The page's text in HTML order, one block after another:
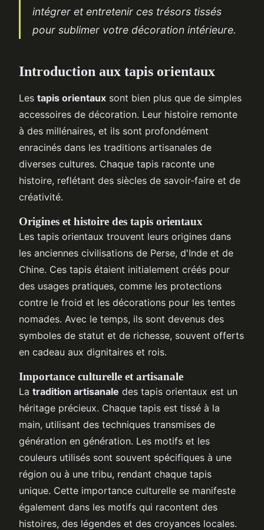
intégrer et entretenir ces trésors tissés
pour sublimer votre décoration intérieure.
Introduction aux tapis orientaux
Les tapis orientaux sont bien plus que de simples
accessoires de décoration. Leur histoire remonte
à des millénaires, et ils sont profondément
enracinés dans les traditions artisanales de
diverses cultures. Chaque tapis raconte une
histoire, reflétant des siècles de savoir-faire et de
créativité.
Origines et histoire des tapis orientaux
Les tapis orientaux trouvent leurs origines dans
les anciennes civilisations de Perse, d'Inde et de
Chine. Ces tapis étaient initialement créés pour
des usages pratiques, comme les protections
contre le froid et les décorations pour les tentes
nomades. Avec le temps, ils sont devenus des
symboles de statut et de richesse, souvent offerts
en cadeau aux dignitaires et rois.
Importance culturelle et artisanale
La tradition artisanale des tapis orientaux est un
héritage précieux. Chaque tapis est tissé à la
main, utilisant des techniques transmises de
génération en génération. Les motifs et les
couleurs utilisés sont souvent spécifiques à une
région ou à une tribu, rendant chaque tapis
unique. Cette importance culturelle se manifeste
également dans les motifs qui racontent des
histoires, des légendes et des croyances locales.